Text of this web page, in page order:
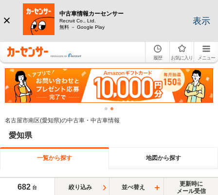
中古車情報カーセンサー
Recruit Co., Ltd.
無料 － Google Play
表示
履歴 お気に入り メニュー
名古屋市南区(愛知県)の中古車・中古車情報
愛知県
一覧から探す 地図から探す
682 台 絞り込み 並べ替え
更新時に
メール受信